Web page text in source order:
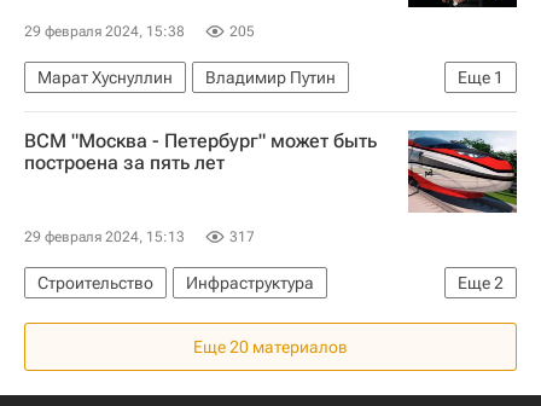
29 февраля 2024, 15:38 205
Еще 1
Марат Хуснуллин
Владимир Путин
Строительство
ВСМ "Москва - Петербург" может быть
построена за пять лет
29 февраля 2024, 15:13 317
Еще2
Строительство
Инфраструктура
Марат Хуснуллин
Железная дорога
Еще 20 материалов